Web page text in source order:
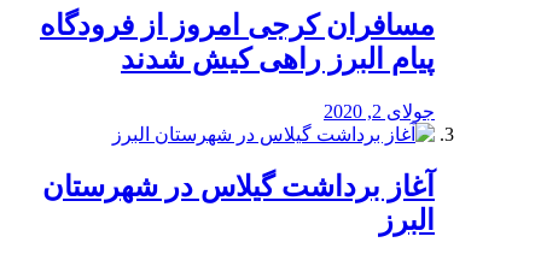
مسافران کرجی امروز از فرودگاه
پیام البرز راهی کیش شدند
جولای 2, 2020
آغاز برداشت گیلاس در شهرستان
البرز